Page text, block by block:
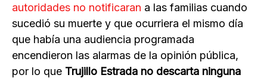
autoridades no notificaran a las familias cuando
sucedió su muerte y que ocurriera el mismo día
que había una audiencia programada
encendieron las alarmas de la opinión pública,
por lo que Trujillo Estrada no descarta ninguna